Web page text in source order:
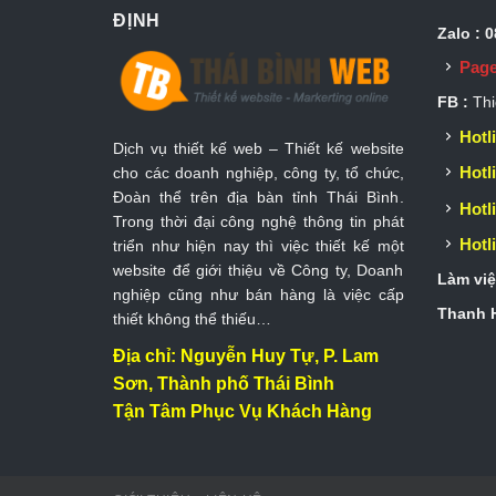
ĐỊNH
Dịch vụ thiết kế web – Thiết kế website
cho các doanh nghiệp, công ty, tổ chức,
Đoàn thể trên địa bàn tỉnh Thái Bình.
Trong thời đại công nghệ thông tin phát
triển như hiện nay thì việc thiết kế một
website để giới thiệu về Công ty, Doanh
nghiệp cũng như bán hàng là việc cấp
thiết không thể thiếu…
Địa chỉ: Nguyễn Huy Tự, P. Lam
Sơn, Thành phố Thái Bình
Tận Tâm Phục Vụ Khách Hàng
Zalo :
FB :
Làm
Thanh